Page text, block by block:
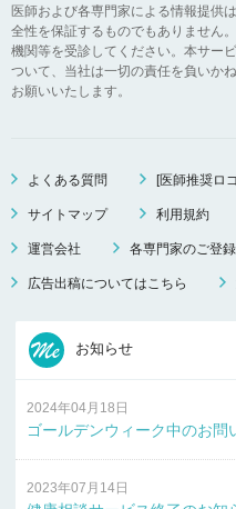
医師および各専門家による情報提供
全性を保証するものでもありません
機関等を受診してください。本サー
ついて、当社は一切の責任を負いか
お願いいたします。
よくある質問 [医師推奨ロ
サイトマップ 利用規約
運営会社 各専門家のご登
広告出稿についてはこちら
お知らせ
2024年04月18日
ゴールデンウィーク中のお問
2023年07月14日